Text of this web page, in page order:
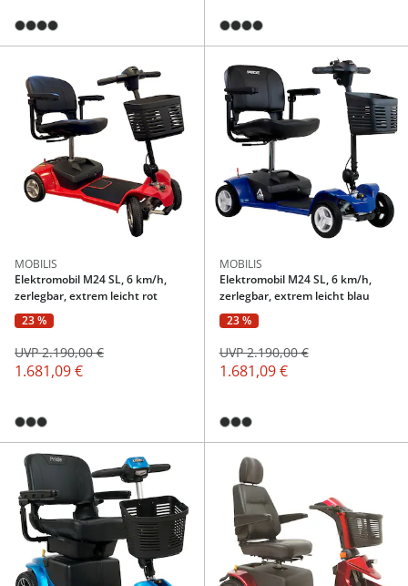
MOBILIS
Elektromobil M24 SL, 6 km/h,
zerlegbar, extrem leicht rot
23 %
1.681,09 €
UVP 2.190,00 €
MOBILIS
Elektromobil M24 SL, 6 km/h,
zerlegbar, extrem leicht blau
23 %
1.681,09 €
UVP 2.190,00 €